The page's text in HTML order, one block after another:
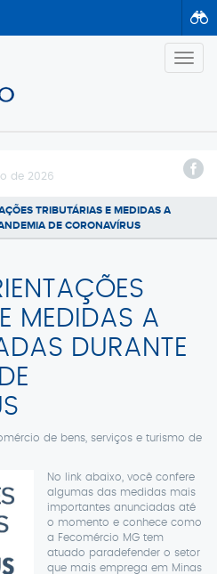
de 2026
TRIBUTÁRIAS E MEDIDAS A
DE CORONAVÍRUS
MEDIDAS A
DURANTE
de bens, serviços e turismo de
No link abaixo, você confere
algumas das medidas mais
importantes anunciadas até
o momento e conhece como
a Fecomércio MG tem
atuado paradefender o setor
que mais emprega em Minas